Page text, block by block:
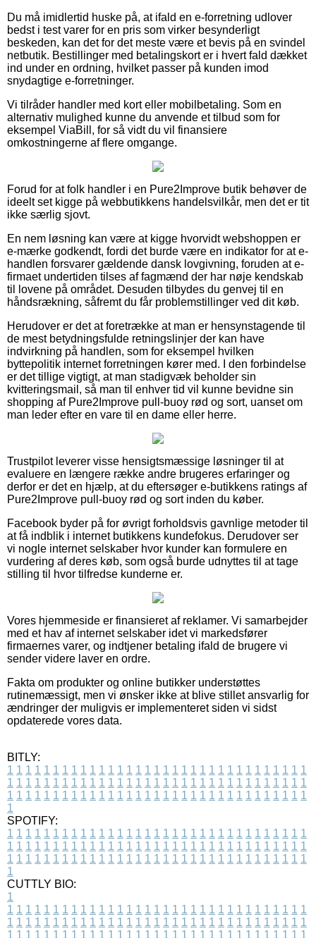
Du må imidlertid huske på, at ifald en e-forretning udlover
bedst i test varer for en pris som virker besynderligt
beskeden, kan det for det meste være et bevis på en svindel
netbutik. Bestillinger med betalingskort er i hvert fald dækket
ind under en ordning, hvilket passer på kunden imod
snydagtige e-forretninger.
Vi tilråder handler med kort eller mobilbetaling. Som en
alternativ mulighed kunne du anvende et tilbud som for
eksempel ViaBill, for så vidt du vil finansiere
omkostningerne af flere omgange.
Forud for at folk handler i en Pure2Improve butik behøver de
ideelt set kigge på webbutikkens handelsvilkår, men det er tit
ikke særlig sjovt.
En nem løsning kan være at kigge hvorvidt webshoppen er
e-mærke godkendt, fordi det burde være en indikator for at e-
handlen forsvarer gældende dansk lovgivning, foruden at e-
firmaet undertiden tilses af fagmænd der har nøje kendskab
til lovene på området. Desuden tilbydes du genvej til en
håndsrækning, såfremt du får problemstillinger ved dit køb.
Herudover er det at foretrække at man er hensynstagende til
de mest betydningsfulde retningslinjer der kan have
indvirkning på handlen, som for eksempel hvilken
byttepolitik internet forretningen kører med. I den forbindelse
er det tillige vigtigt, at man stadigvæk beholder sin
kvitteringsmail, så man til enhver tid vil kunne bevidne sin
shopping af Pure2Improve pull-buoy rød og sort, uanset om
man leder efter en vare til en dame eller herre.
Trustpilot leverer visse hensigtsmæssige løsninger til at
evaluere en længere række andre brugeres erfaringer og
derfor er det en hjælp, at du eftersøger e-butikkens ratings af
Pure2Improve pull-buoy rød og sort inden du køber.
Facebook byder på for øvrigt forholdsvis gavnlige metoder til
at få indblik i internet butikkens kundefokus. Derudover ser
vi nogle internet selskaber hvor kunder kan formulere en
vurdering af deres køb, som også burde udnyttes til at tage
stilling til hvor tilfredse kunderne er.
Vores hjemmeside er finansieret af reklamer. Vi samarbejder
med et hav af internet selskaber idet vi markedsfører
firmaernes varer, og indtjener betaling ifald de brugere vi
sender videre laver en ordre.
Fakta om produkter og online butikker understøttes
rutinemæssigt, men vi ønsker ikke at blive stillet ansvarlig for
ændringer der muligvis er implementeret siden vi sidst
opdaterede vores data.
BITLY:
1 1 1 1 1 1 1 1 1 1 1 1 1 1 1 1 1 1 1 1 1 1 1 1 1 1 1 1 1 1 1 1 1
1 1 1 1 1 1 1 1 1 1 1 1 1 1 1 1 1 1 1 1 1 1 1 1 1 1 1 1 1 1 1 1 1
1 1 1 1 1 1 1 1 1 1 1 1 1 1 1 1 1 1 1 1 1 1 1 1 1 1 1 1 1 1 1 1 1
1
SPOTIFY:
1 1 1 1 1 1 1 1 1 1 1 1 1 1 1 1 1 1 1 1 1 1 1 1 1 1 1 1 1 1 1 1 1
1 1 1 1 1 1 1 1 1 1 1 1 1 1 1 1 1 1 1 1 1 1 1 1 1 1 1 1 1 1 1 1 1
1 1 1 1 1 1 1 1 1 1 1 1 1 1 1 1 1 1 1 1 1 1 1 1 1 1 1 1 1 1 1 1 1
1
CUTTLY BIO:
1
1 1 1 1 1 1 1 1 1 1 1 1 1 1 1 1 1 1 1 1 1 1 1 1 1 1 1 1 1 1 1 1 1
1 1 1 1 1 1 1 1 1 1 1 1 1 1 1 1 1 1 1 1 1 1 1 1 1 1 1 1 1 1 1 1 1
1 1 1 1 1 1 1 1 1 1 1 1 1 1 1 1 1 1 1 1 1 1 1 1 1 1 1 1 1 1 1 1 1